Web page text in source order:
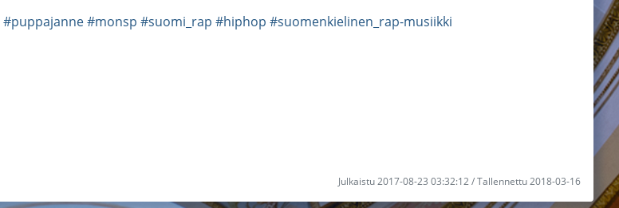
#puppajanne#monsp #suomi_rap #hiphop #suomenkielinen_rap-musiikki
Julkaistu 2017-08-23 03:32:12 / Tallennettu 2018-03-16